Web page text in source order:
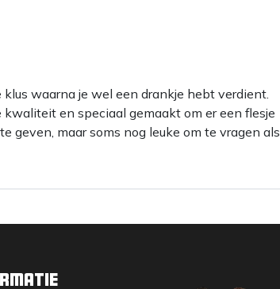
waarna je wel een drankje hebt verdient.
en speciaal gemaakt om er een flesje
geven, maar soms nog leuke om te vragen als